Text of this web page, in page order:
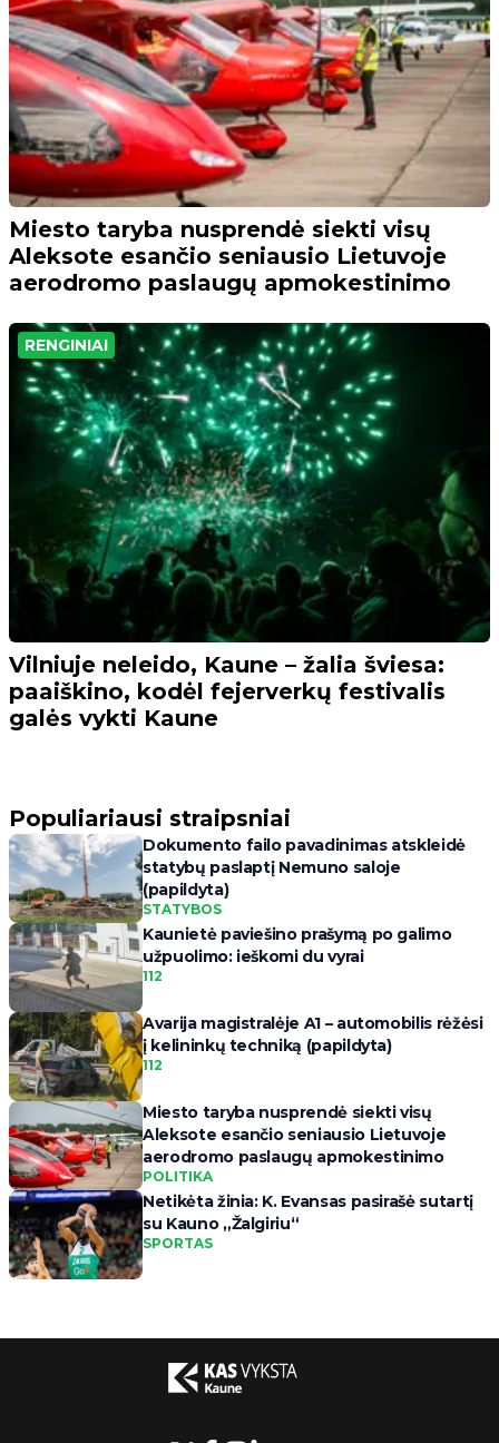
Miesto taryba nusprendė siekti visų
Aleksote esančio seniausio Lietuvoje
aerodromo paslaugų apmokestinimo
RENGINIAI
Vilniuje neleido, Kaune – žalia šviesa:
paaiškino, kodėl fejerverkų festivalis
galės vykti Kaune
Populiariausi straipsniai
Dokumento failo pavadinimas atskleidė
statybų paslaptį Nemuno saloje
(papildyta)
STATYBOS
Kaunietė paviešino prašymą po galimo
užpuolimo: ieškomi du vyrai
112
Avarija magistralėje A1 – automobilis rėžėsi
į kelininkų techniką (papildyta)
112
Miesto taryba nusprendė siekti visų
Aleksote esančio seniausio Lietuvoje
aerodromo paslaugų apmokestinimo
POLITIKA
Netikėta žinia: K. Evansas pasirašė sutartį
su Kauno „Žalgiriu“
SPORTAS